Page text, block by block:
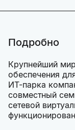
Подробно
Крупнейший
обеспечения
ИТ-парка
совместный
сетевой